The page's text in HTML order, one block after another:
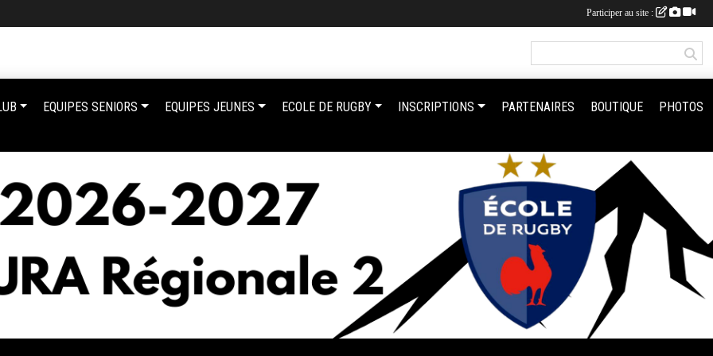
EQUIPES SENIORS EQUIPES JEUNES ECOLE DE RUGBY INSCRIPTIONS PARTENAIRES BOUTIQUE PHOTOS
Participer au site :